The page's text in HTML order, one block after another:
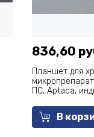
836,60
Планшет для
ПС, Арtaca,
В